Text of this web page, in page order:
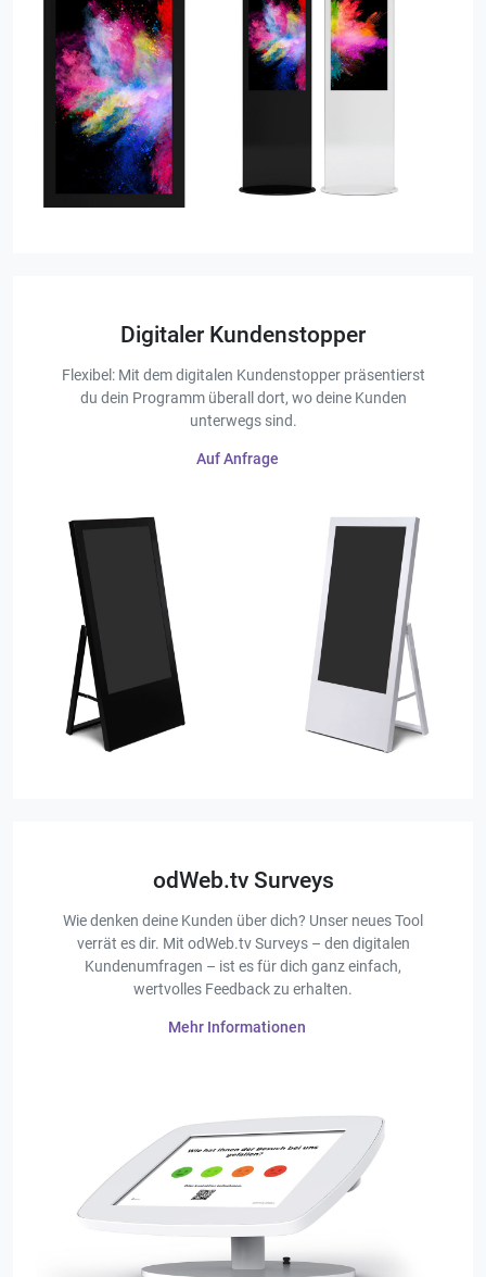
Digitaler Kundenstopper
Flexibel: Mit dem digitalen Kundenstopper präsentierst
du dein Programm überall dort, wo deine Kunden
unterwegs sind.
Auf Anfrage
odWeb.tv Surveys
Wie denken deine Kunden über dich? Unser neues Tool
verrät es dir. Mit odWeb.tv Surveys – den digitalen
Kundenumfragen – ist es für dich ganz einfach,
wertvolles Feedback zu erhalten.
Mehr Informationen